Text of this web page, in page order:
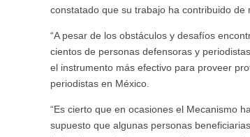
constatado que su trabajo ha contribuido
“A pesar de los obstáculos y desafíos
cientos de personas defensoras y
el instrumento más efectivo para proveer
periodistas en México.
“Es cierto que en ocasiones el Mecanismo
supuesto que algunas personas